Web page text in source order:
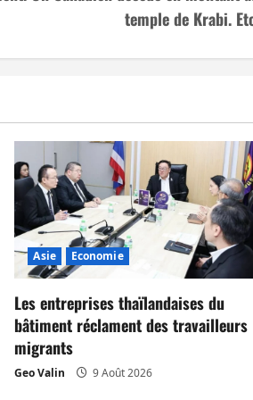
temple de Krabi.
Asie Economie
Les entreprises thaïlandaises du
bâtiment réclament des travailleurs
migrants
Geo Valin 9 Août 2026